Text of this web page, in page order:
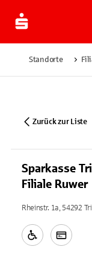
Standorte
Zurück zur Liste
Sparkasse
Filiale Ruwer
Rheinstr. 1a, 54292